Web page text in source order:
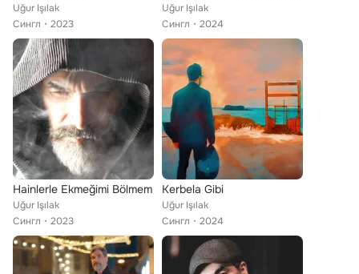
Uğur Işılak
Сингл
2023
Uğur Işılak
Сингл
2024
Hainlerle Ekmeğimi Bölmem
Uğur Işılak
Сингл
2023
Kerbela Gibi
Uğur Işılak
Сингл
2024